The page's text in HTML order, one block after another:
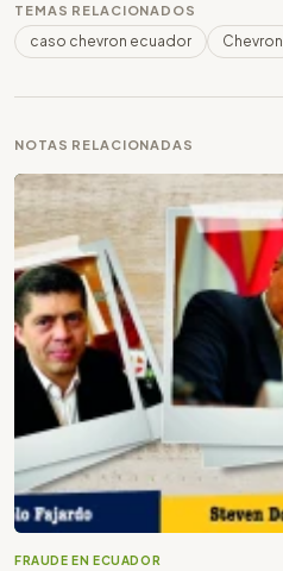
TEMAS RELACIONADOS
caso chevron ecuador Chevron
NOTAS RELACIONADAS
FRAUDE EN ECUADOR